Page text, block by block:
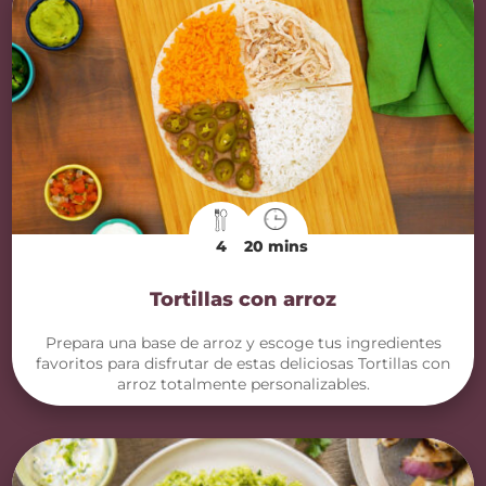
4 20 mins
Tortillas con arroz
Prepara una base de arroz y escoge tus ingredientes
favoritos para disfrutar de estas deliciosas Tortillas con
arroz totalmente personalizables.